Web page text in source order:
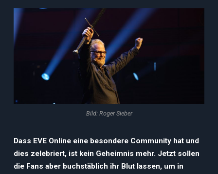
Bild: Roger Sieber
Dass EVE Online eine besondere Community hat und
dies zelebriert, ist kein Geheimnis mehr. Jetzt sollen
die Fans aber buchstäblich ihr Blut lassen, um in